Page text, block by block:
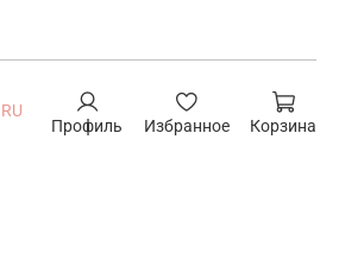
RU
Профиль Избранное Корзина